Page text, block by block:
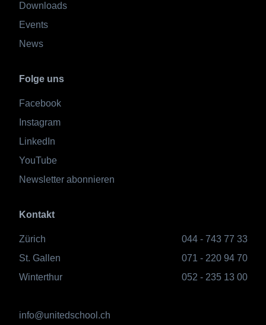
Downloads
Events
News
Folge uns
Facebook
Instagram
LinkedIn
YouTube
Newsletter abonnieren
Kontakt
Zürich
044 - 743 77 33
St. Gallen
071 - 220 94 70
Winterthur
052 - 235 13 00
info@unitedschool.ch